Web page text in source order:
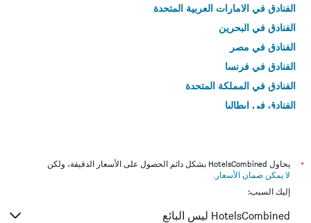
الفنادق في الامارات العربية المتحدة
الفنادق في البحرين
الفنادق في مصر
الفنادق في فرنسا
الفنادق في المملكة المتحدة
الفنادق في إيطاليا
*
يحاول HotelsCombined بشكل دائم الحصول على الأسعار الدقيقة، ولكن
لا يمكن ضمان الأسعار .
إليك السبب:
HotelsCombined ليس البائع